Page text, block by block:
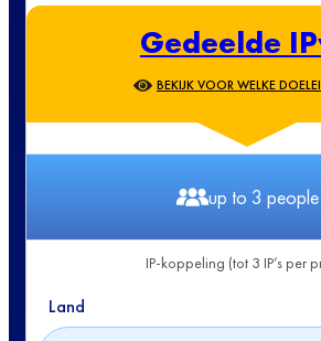
Gedeelde
BEKIJK VOOR WELKE
up to 3 people
IP-koppeling (tot 3 IP’s per
Land